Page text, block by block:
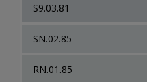
S9.03.81
SN.02.85
RN.01.85